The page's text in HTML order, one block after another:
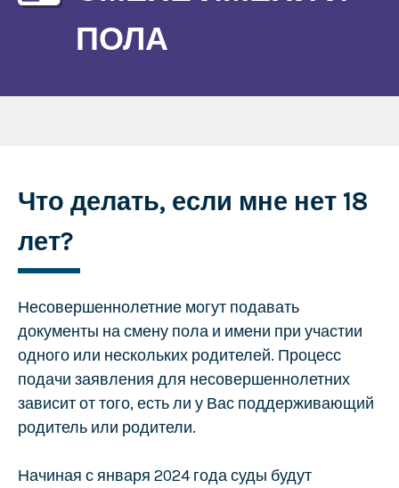
ПОЛА
Что делать, если мне нет 18
лет?
Несовершеннолетние могут подавать
документы на смену пола и имени при участии
одного или нескольких родителей. Процесс
подачи заявления для несовершеннолетних
зависит от того, есть ли у Вас поддерживающий
родитель или родители.
Начиная с января 2024 года суды будут